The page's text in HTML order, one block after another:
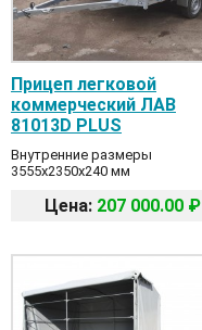
Прицеп легковой
коммерческий ЛАВ
81013D PLUS
Внутренние размеры
3555x2350x240 мм
Цена: 207 000.00 ₽